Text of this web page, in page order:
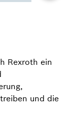
Rexroth ein
und die